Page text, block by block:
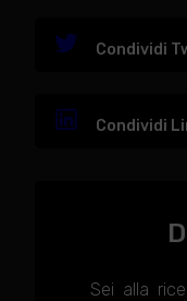
Condividi
Condividi
Sei alla